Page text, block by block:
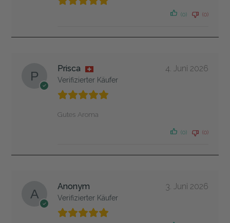
(0) (0)
Prisca
Verifizierter Käufer
4. Juni 2026
Gutes Aroma
(0) (0)
Anonym
Verifizierter Käufer
3. Juni 2026